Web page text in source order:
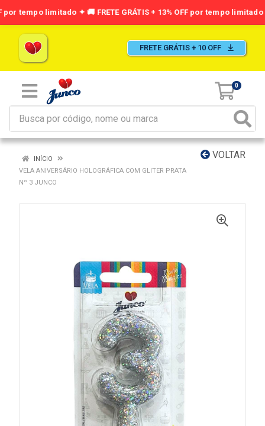
FRETE GRÁTIS + 10 OFF
0
VOLTAR
INÍCIO
VELA ANIVERSÁRIO HOLOGRÁFICA COM GLITER PRATA
Nº 3 JUNCO